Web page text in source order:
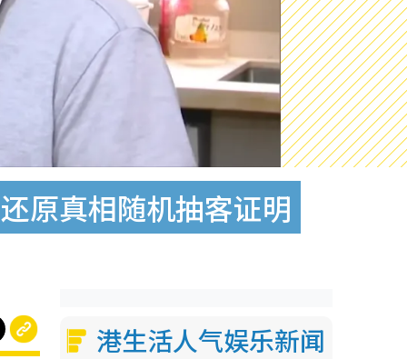
原真相随机抽客证明
港生活人气娱乐新闻